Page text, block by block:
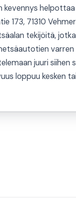
173, 71310
tekijöitä,
juuri siihen
loppuu kesken